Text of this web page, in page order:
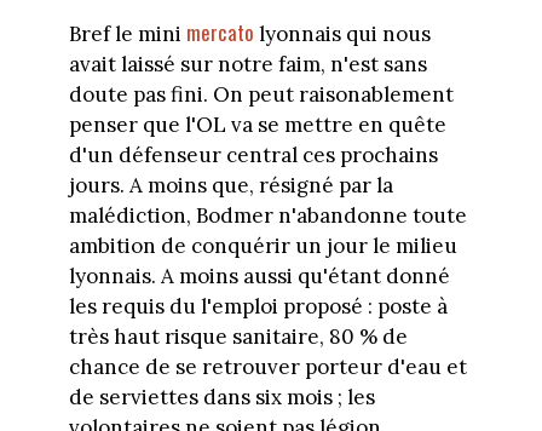
Bref le mini mercato lyonnais qui nous
avait laissé sur notre faim, n'est sans
doute pas fini. On peut raisonablement
penser que l'OL va se mettre en quête
d'un défenseur central ces prochains
jours. A moins que, résigné par la
malédiction, Bodmer n'abandonne toute
ambition de conquérir un jour le milieu
lyonnais. A moins aussi qu'étant donné
les requis du l'emploi proposé : poste à
très haut risque sanitaire, 80 % de
chance de se retrouver porteur d'eau et
de serviettes dans six mois ; les